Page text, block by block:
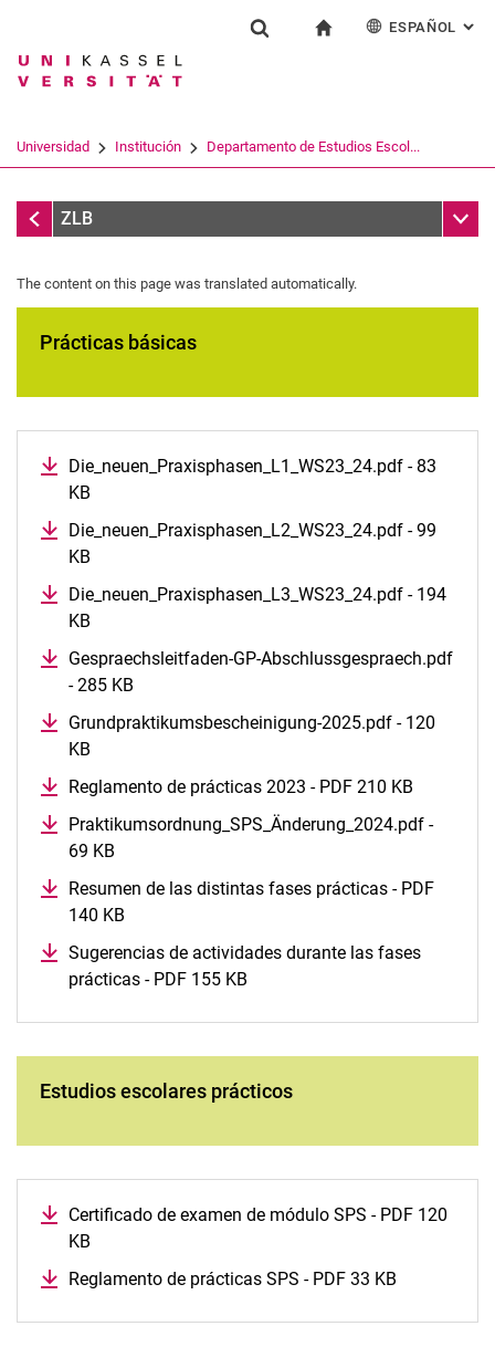
Jump directly to: content
Jump directly to: search
Jump directly to: main
Search term
Search (opens an external link in a
ESPAÑOL :
Universidad Institución Departamento de Estudios Escol...
Página de inicio
ZLB Sub
Prácticas básicas (MPO 2023)
Estudios escolares prácticos (antiguo MPO)
Prácticas escolares en el extranjero
The content on this page was translated automatically.
Prácticas básicas
Die_neuen_Praxisphasen_L1_WS23_24.pdf - 83
KB
Die_neuen_Praxisphasen_L2_WS23_24.pdf - 99
KB
Die_neuen_Praxisphasen_L3_WS23_24.pdf - 194
KB
Gespraechsleitfaden-GP-Abschlussgespraech.pdf
- 285 KB
Grundpraktikumsbescheinigung-2025.pdf - 120
KB
Reglamento de prácticas 2023 - PDF 210 KB
Praktikumsordnung_SPS_Änderung_2024.pdf -
69 KB
Resumen de las distintas fases prácticas - PDF
140 KB
Sugerencias de actividades durante las fases
prácticas - PDF 155 KB
Estudios escolares prácticos
Certificado de examen de módulo SPS - PDF 120
KB
Reglamento de prácticas SPS - PDF 33 KB